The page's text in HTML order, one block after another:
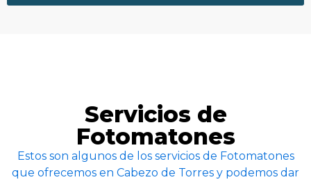
Servicios de
Fotomatones
Estos son algunos de los servicios de Fotomatones
que ofrecemos en Cabezo de Torres y podemos dar